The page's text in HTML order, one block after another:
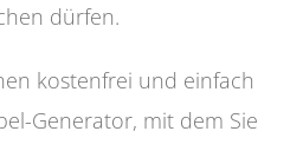
dürfen.
kostenfrei und einfach
Generator, mit dem Sie